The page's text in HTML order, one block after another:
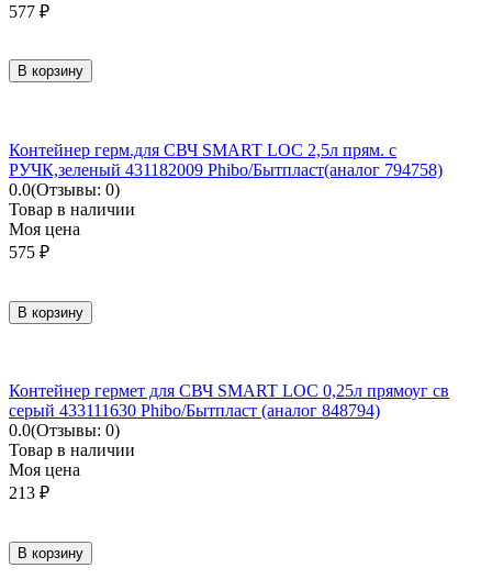
577 ₽
В корзину
Контейнер герм.для СВЧ SMART LOC 2,5л прям. с
РУЧК,зеленый 431182009 Phibo/Бытпласт(аналог 794758)
0.0(Отзывы: 0)
Товар в наличии
Моя цена
575 ₽
В корзину
Контейнер гермет для СВЧ SMART LOC 0,25л прямоуг св
серый 433111630 Phibo/Бытпласт (аналог 848794)
0.0(Отзывы: 0)
Товар в наличии
Моя цена
213 ₽
В корзину